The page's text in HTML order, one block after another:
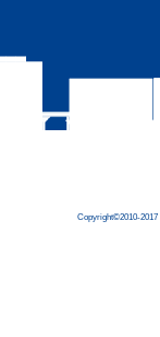
Copyright©2010-2017